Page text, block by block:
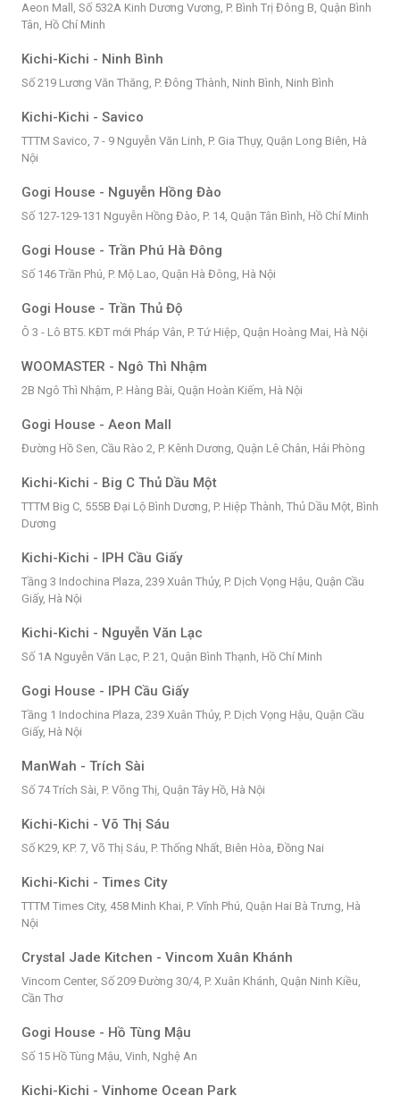
Aeon Mall, Số 532A Kinh Dương Vương, P. Bình Trị Đông B, Quận Bình
Tân, Hồ Chí Minh
Kichi-Kichi - Ninh Bình
Số 219 Lương Văn Thăng, P. Đông Thành, Ninh Bình, Ninh Bình
Kichi-Kichi - Savico
TTTM Savico, 7 - 9 Nguyễn Văn Linh, P. Gia Thụy, Quận Long Biên, Hà
Nội
Gogi House - Nguyễn Hồng Đào
Số 127-129-131 Nguyễn Hồng Đào, P. 14, Quận Tân Bình, Hồ Chí Minh
Gogi House - Trần Phú Hà Đông
Số 146 Trần Phú, P. Mộ Lao, Quận Hà Đông, Hà Nội
Gogi House - Trần Thủ Độ
Ô 3 - Lô BT5. KĐT mới Pháp Vân, P. Tứ Hiệp, Quận Hoàng Mai, Hà Nội
WOOMASTER - Ngô Thì Nhậm
2B Ngô Thì Nhậm, P. Hàng Bài, Quận Hoàn Kiếm, Hà Nội
Gogi House - Aeon Mall
Đường Hồ Sen, Cầu Rào 2, P. Kênh Dương, Quận Lê Chân, Hải Phòng
Kichi-Kichi - Big C Thủ Dầu Một
TTTM Big C, 555B Đại Lộ Bình Dương, P. Hiệp Thành, Thủ Dầu Một, Bình
Dương
Kichi-Kichi - IPH Cầu Giấy
Tầng 3 Indochina Plaza, 239 Xuân Thủy, P. Dịch Vọng Hậu, Quận Cầu
Giấy, Hà Nội
Kichi-Kichi - Nguyễn Văn Lạc
Số 1A Nguyễn Văn Lạc, P. 21, Quận Bình Thạnh, Hồ Chí Minh
Gogi House - IPH Cầu Giấy
Tầng 1 Indochina Plaza, 239 Xuân Thủy, P. Dịch Vọng Hậu, Quận Cầu
Giấy, Hà Nội
ManWah - Trích Sài
Số 74 Trích Sài, P. Võng Thị, Quận Tây Hồ, Hà Nội
Kichi-Kichi - Võ Thị Sáu
Số K29, KP. 7, Võ Thị Sáu, P. Thống Nhất, Biên Hòa, Đồng Nai
Kichi-Kichi - Times City
TTTM Times City, 458 Minh Khai, P. Vĩnh Phú, Quận Hai Bà Trưng, Hà
Nội
Crystal Jade Kitchen - Vincom Xuân Khánh
Vincom Center, Số 209 Đường 30/4, P. Xuân Khánh, Quận Ninh Kiều,
Cần Thơ
Gogi House - Hồ Tùng Mậu
Số 15 Hồ Tùng Mậu, Vinh, Nghệ An
Kichi-Kichi - Vinhome Ocean Park